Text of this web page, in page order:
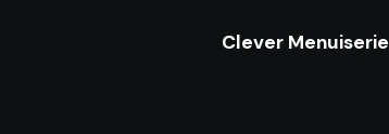
Clever Menuiserie